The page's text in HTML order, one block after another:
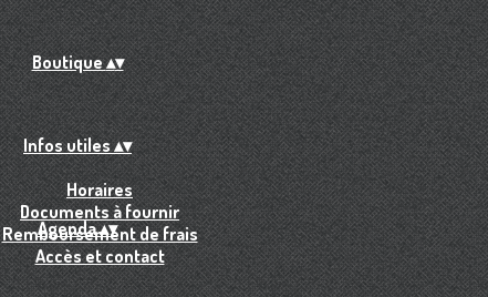
Boutique▴▾
Infos utiles▴▾
Horaires
Documents à fournir
Remboursement de frais
Accès et contact
Agenda▴▾